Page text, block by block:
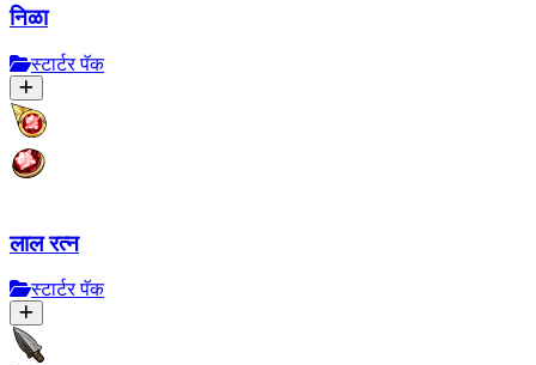
निळा
स्टार्टर पॅक
लाल रत्न
स्टार्टर पॅक